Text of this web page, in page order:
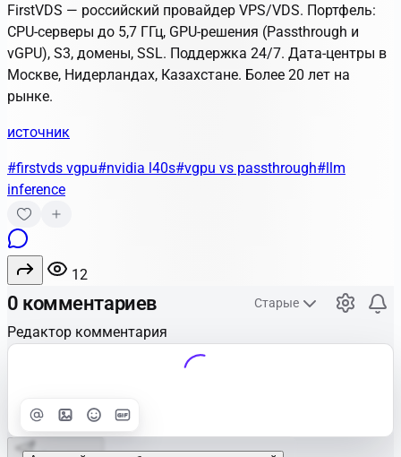
FirstVDS — российский провайдер VPS/VDS. Портфель:
CPU-серверы до 5,7 ГГц, GPU-решения (Passthrough и
vGPU), S3, домены, SSL. Поддержка 24/7. Дата-центры в
Москве, Нидерландах, Казахстане. Более 20 лет на
рынке.
источник
#firstvds vgpu#nvidia l40s#vgpu vs passthrough#llm
inference
12
0 комментариев Старые
Редактор комментария
Улучшить